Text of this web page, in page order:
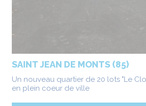
SAINT JEAN DE MONTS (85)
Un nouveau quartier de 20 lots "Le
en plein coeur de ville